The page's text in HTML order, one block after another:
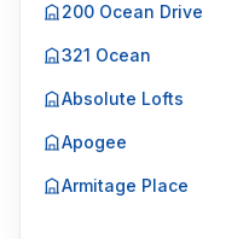
200 Ocean Drive
321 Ocean
Absolute Lofts
Apogee
Armitage Place